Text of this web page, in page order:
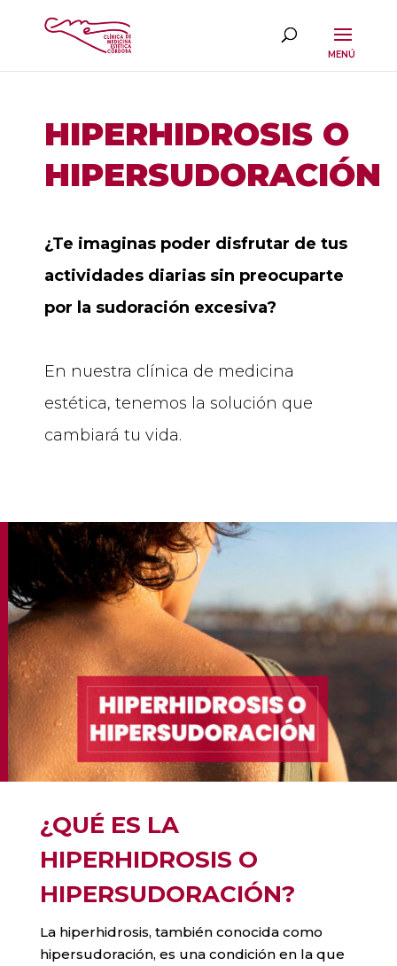
HIPERHIDROSIS O
HIPERSUDORACIÓN
¿Te imaginas poder disfrutar de tus
actividades diarias sin preocuparte
por la sudoración excesiva?
En nuestra clínica de medicina
estética, tenemos la solución que
cambiará tu vida.
¿QUÉ ES LA
HIPERHIDROSIS O
HIPERSUDORACIÓN?
La hiperhidrosis, también conocida como
hipersudoración, es una condición en la que